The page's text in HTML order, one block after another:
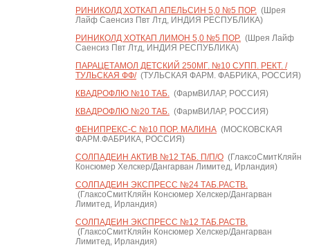
РИНИКОЛД ХОТКАП АПЕЛЬСИН 5,0 №5 ПОР.(Шрея
Лайф Саенсиз Пвт Лтд, ИНДИЯ РЕСПУБЛИКА)
РИНИКОЛД ХОТКАП ЛИМОН 5,0 №5 ПОР.(Шрея Лайф
Саенсиз Пвт Лтд, ИНДИЯ РЕСПУБЛИКА)
ПАРАЦЕТАМОЛ ДЕТСКИЙ 250МГ. №10 СУПП. РЕКТ. /
ТУЛЬСКАЯ ФФ/(ТУЛЬСКАЯ ФАРМ. ФАБРИКА, РОССИЯ)
КВАДРОФЛЮ №10 ТАБ.(ФармВИЛАР, РОССИЯ)
КВАДРОФЛЮ №20 ТАБ.(ФармВИЛАР, РОССИЯ)
ФЕНИПРЕКС-С №10 ПОР. МАЛИНА(МОСКОВСКАЯ
ФАРМ.ФАБРИКА, РОССИЯ)
СОЛПАДЕИН АКТИВ №12 ТАБ. П/П/О(ГлаксоСмитКляйн
Консюмер Хелскер/Дангарван Лимитед, Ирландия)
СОЛПАДЕИН ЭКСПРЕСС №24 ТАБ.РАСТВ.
(ГлаксоСмитКляйн Консюмер Хелскер/Дангарван
Лимитед, Ирландия)
СОЛПАДЕИН ЭКСПРЕСС №12 ТАБ.РАСТВ.
(ГлаксоСмитКляйн Консюмер Хелскер/Дангарван
Лимитед, Ирландия)